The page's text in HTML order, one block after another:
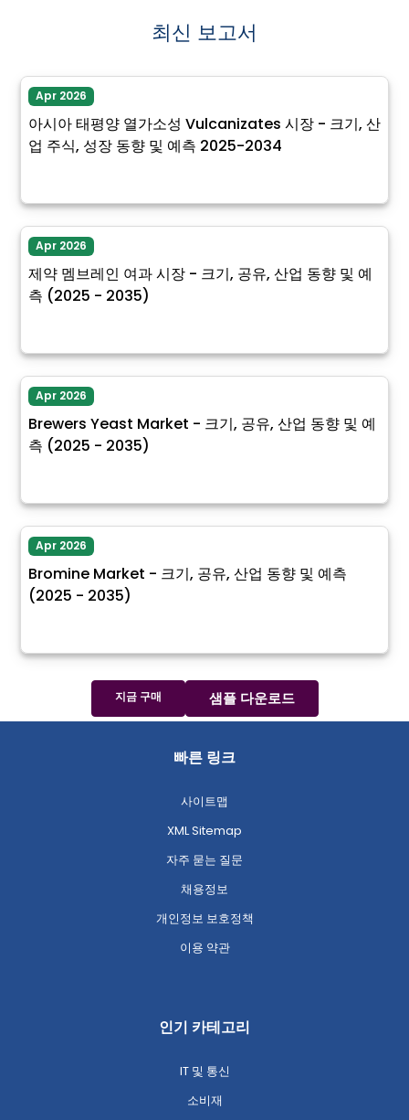
최신 보고서
Apr 2026
아시아 태평양 열가소성 Vulcanizates 시장 - 크기, 산
업 주식, 성장 동향 및 예측 2025-2034
Apr 2026
제약 멤브레인 여과 시장 - 크기, 공유, 산업 동향 및 예
측 (2025 - 2035)
Apr 2026
Brewers Yeast Market - 크기, 공유, 산업 동향 및 예
측 (2025 - 2035)
Apr 2026
Bromine Market - 크기, 공유, 산업 동향 및 예측
(2025 - 2035)
지금 구매 샘플 다운로드
빠른 링크
사이트맵
XML Sitemap
자주 묻는 질문
채용정보
개인정보 보호정책
이용 약관
인기 카테고리
IT 및 통신
소비재